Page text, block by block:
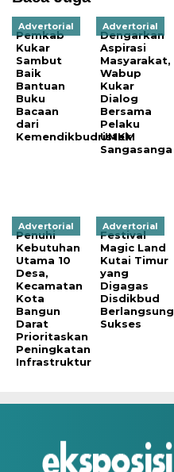
Advertorial
Pemkab
Kukar
Sambut
Baik
Bantuan
Buku
Bacaan
dari
Kemendikbudristek
Advertorial
Dengarkan
Aspirasi
Masyarakat,
Wabup
Kukar
Dialog
Bersama
Pelaku
UMKM
Sangasanga
Advertorial
Penuhi
Kebutuhan
Utama 10
Desa,
Kecamatan
Kota
Bangun
Darat
Prioritaskan
Peningkatan
Infrastruktur
Advertorial
Festival
Magic Land
Kutai Timur
yang
Digagas
Disdikbud
Berlangsung
Sukses